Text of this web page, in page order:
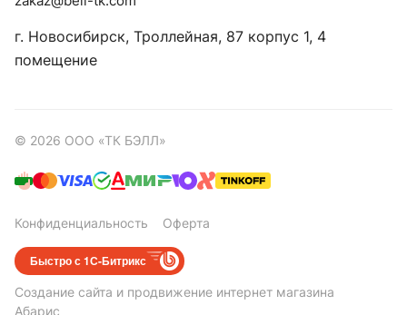
г. Новосибирск, ​Троллейная, 87 корпус 1, 4
помещение
© 2026 ООО «ТК БЭЛЛ»
Конфиденциальность Оферта
Быстро с 1С-Битрикс
Создание сайта и продвижение интернет магазина
Абарис